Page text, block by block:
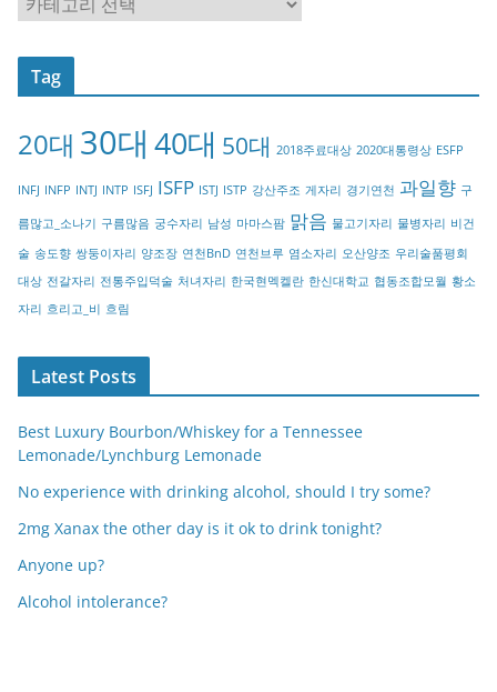
a
t
o
y
Tag
20대 30대 40대 50대 2018주료대상 2020대통령상 ESFP
INFJ INFP INTJ INTP ISFJ ISFP ISTJ ISTP 강산주조 게자리 경기연천 과일향 구
름많고_소나기 구름많음 궁수자리 남성 마마스팜 맑음 물고기자리 물병자리 비건
술 송도향 쌍둥이자리 양조장 연천BnD 연천브루 염소자리 오산양조 우리술품평회
대상 전갈자리 전통주입덕술 처녀자리 한국현멕켈란 한신대학교 협동조합모월 황소
자리 흐리고_비 흐림
Latest Posts
Best Luxury Bourbon/Whiskey for a Tennessee
Lemonade/Lynchburg Lemonade
No experience with drinking alcohol, should I try some?
2mg Xanax the other day is it ok to drink tonight?
Anyone up?
Alcohol intolerance?